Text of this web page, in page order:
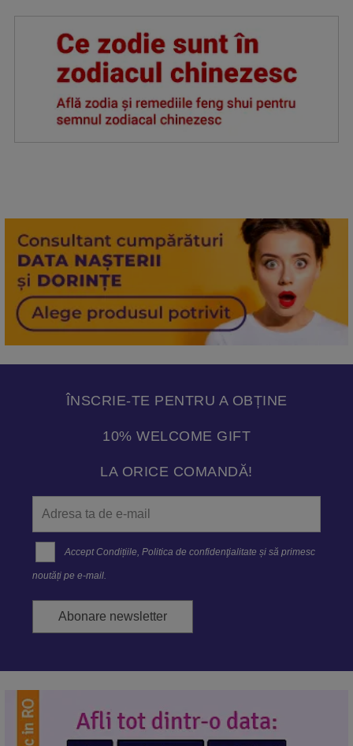
ÎNSCRIE-TE PENTRU A OBȚINE
10% WELCOME GIFT
LA ORICE COMANDĂ!
Accept Condițiile,Politica de confidenţialitate și să primesc
noutăți pe e-mail.
Abonare newsletter